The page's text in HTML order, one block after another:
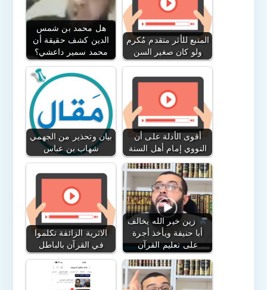
هل محمد بن شمس
الدين كشف حقيقة أن
محمد سمير داعشي؟
المتبع للأثر متقدم مُكرم
ولو كان صغير السن
بيان وتحذير من الجهمي
شهاب بن عباس
أقوى الأدلة على أن
النووي إمام أهل السنة
الاثرية الزائفة تكلموا
في القرآن بالباطل
زين خير الله يخالف
أبا حنيفة ويأخذ أجرة
على تعليم القرآن